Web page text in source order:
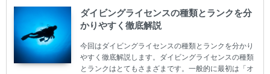
ダイビングライセンスの種類とランクを分
かりやすく徹底解説
今回はダイビングライセンスの種類とランクを分かり
やすく徹底解説します。ダイビングライセンスの種類
とランクはとてもさまざまです。一般的に最初は「オ